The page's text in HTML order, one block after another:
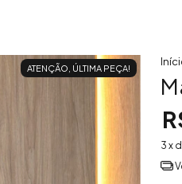
ATENÇÃO, ÚLTIMA PEÇA!
3 x